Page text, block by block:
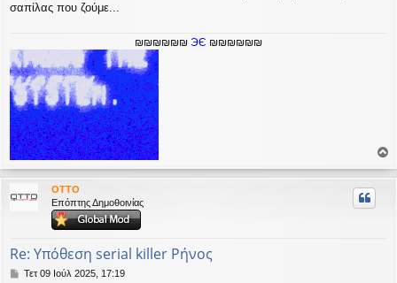
σαπίλας που ζούμε...
₪₪₪₪₪₪ ЭЄ ₪₪₪₪₪₪
ο
ρ
OTTO
Επόπτης Δημοθοινίας
Re: Υπόθεση serial killer Ρήνος
ΔΤετ 09 Ιούλ 2025, 17:19